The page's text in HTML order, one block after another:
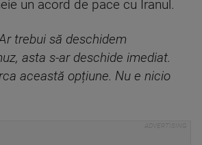
un acord de pace cu Iranul.
trebui să deschidem
asta s-ar deschide imediat.
această opțiune. Nu e nicio